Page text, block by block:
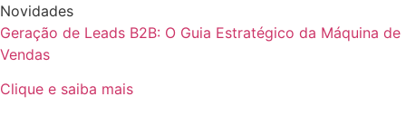
Novidades
Geração de Leads B2B: O Guia Estratégico da Máquina de
Vendas
Clique e saiba mais